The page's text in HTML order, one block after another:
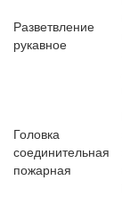
Разветвление
рукавное
Головка
соединительная
пожарная